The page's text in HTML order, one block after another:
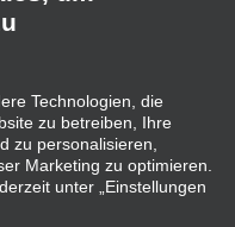
Datenschutzrichtlinie
Grundsatzerklärung
Technologien, die
zu betreiben, Ihre
zu personalisieren,
Marketing zu optimieren.
unter „Einstellungen